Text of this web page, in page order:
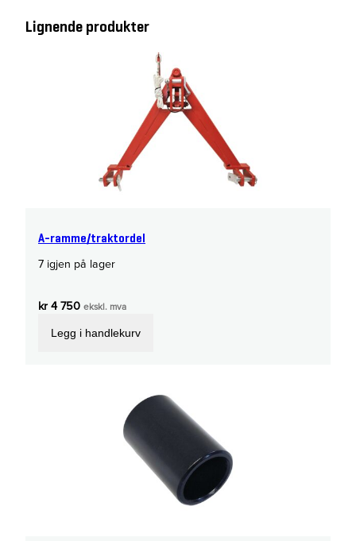
Lignende produkter
A-ramme/traktordel
7 igjen på lager
kr4 750 ekskl. mva
Legg i handlekurv